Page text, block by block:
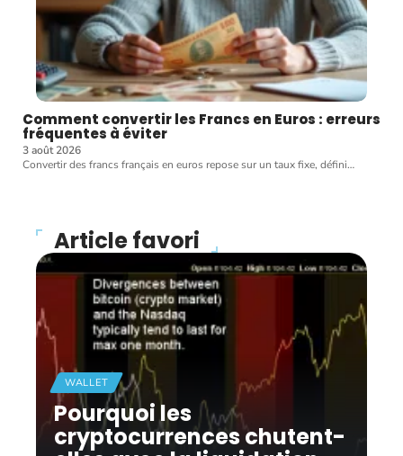
Comment convertir les Francs en Euros : erreurs
fréquentes à éviter
3 août 2026
Convertir des francs français en euros repose sur un taux fixe, défini…
Article favori
WALLET
Pourquoi les
cryptocurrences chutent-